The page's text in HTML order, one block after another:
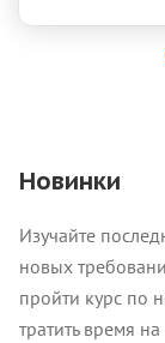
Новинки
Изучайте
новых
пройти курс по
тратить время